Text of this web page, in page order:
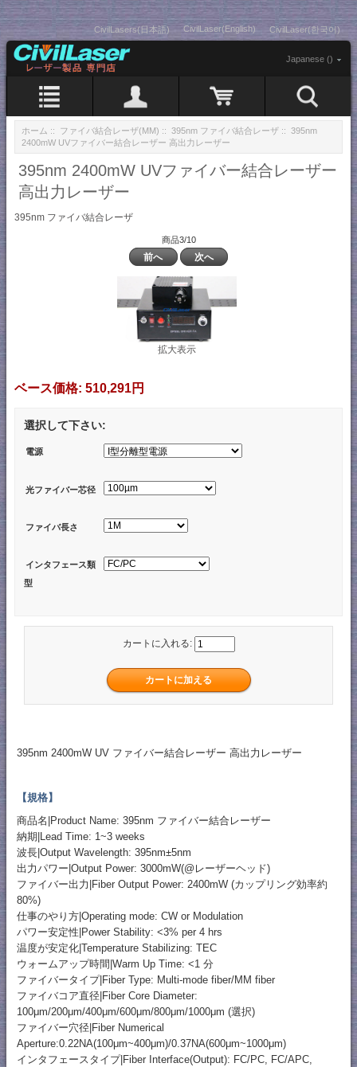
CivilLasers(日本語) CivilLaser(English) CivilLaser(한국어)
Japanese ()
ホーム :: ファイバ結合レーザ(MM) :: 395nm ファイバ結合レーザ :: 395nm
2400mW UVファイバー結合レーザー 高出力レーザー
395nm 2400mW UVファイバー結合レーザー
高出力レーザー
395nm ファイバ結合レーザ
商品3/10
前へ 次へ
拡大表示
ベース価格: 510,291円
選択して下さい:
電源
光ファイバー芯径
ファイバ長さ
インタフェース類
型
カートに入れる:
395nm 2400mW UV ファイバー結合レーザー 高出力レーザー
【規格】
商品名|Product Name: 395nm ファイバー結合レーザー
納期|Lead Time: 1~3 weeks
波長|Output Wavelength: 395nm±5nm
出力パワー|Output Power: 3000mW(@レーザーヘッド)
ファイバー出力|Fiber Output Power: 2400mW (カップリング効率約
80%)
仕事のやり方|Operating mode: CW or Modulation
パワー安定性|Power Stability: <3% per 4 hrs
温度が安定化|Temperature Stabilizing: TEC
ウォームアップ時間|Warm Up Time: <1 分
ファイバータイプ|Fiber Type: Multi-mode fiber/MM fiber
ファイバコア直径|Fiber Core Diameter:
100μm/200μm/400μm/600μm/800μm/1000μm (選択)
ファイバー穴径|Fiber Numerical
Aperture:0.22NA(100μm~400μm)/0.37NA(600μm~1000μm)
インタフェースタイプ|Fiber Interface(Output): FC/PC, FC/APC,